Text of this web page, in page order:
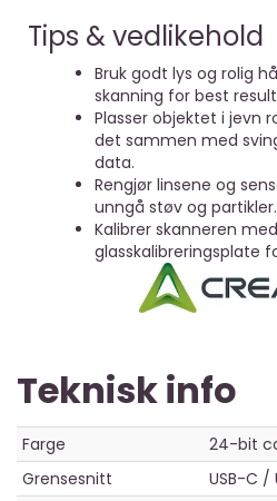
Tips & vedlikehold
Bruk godt lys og rolig
skanning for best
Plasser objektet i jevn
det sammen med
data.
Rengjør linsene og
unngå støv og partikler.
Kalibrer skanneren
glasskalibreringsplate
Teknisk info
Farge
24-bit
Grensesnitt
USB-C /